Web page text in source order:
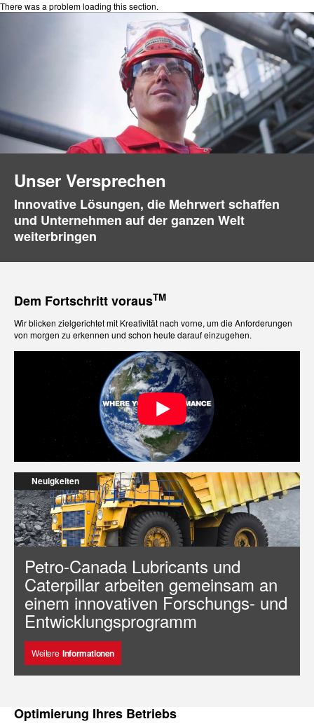
There was a problem loading this section.
Unser Versprechen
Innovative Lösungen, die Mehrwert schaffen
und Unternehmen auf der ganzen Welt
weiterbringen
Dem Fortschritt vorausTM
Wir blicken zielgerichtet mit Kreativität nach vorne, um die Anforderungen
von morgen zu erkennen und schon heute darauf einzugehen.
Neuigkeiten
Petro-Canada Lubricants und
Caterpillar arbeiten gemeinsam an
einem innovativen Forschungs- und
Entwicklungsprogramm
Weitere Informationen
Optimierung Ihres Betriebs